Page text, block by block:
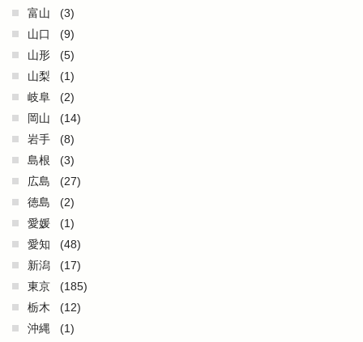
富山
(3)
山口
(9)
山形
(5)
山梨
(1)
岐阜
(2)
岡山
(14)
岩手
(8)
島根
(3)
広島
(27)
徳島
(2)
愛媛
(1)
愛知
(48)
新潟
(17)
東京
(185)
栃木
(12)
沖縄
(1)